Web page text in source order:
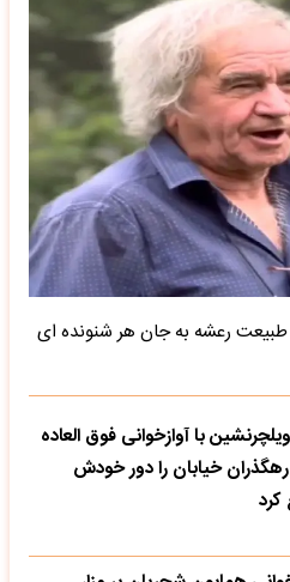
طبیعت رعشه به جان هر شنونده ای
با آوازخوانی فوق العاده
خیابان را دور خودش